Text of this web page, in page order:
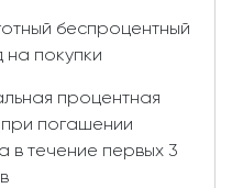
беспроцентный
на покупки
процентная
при погашении
в течение первых 3